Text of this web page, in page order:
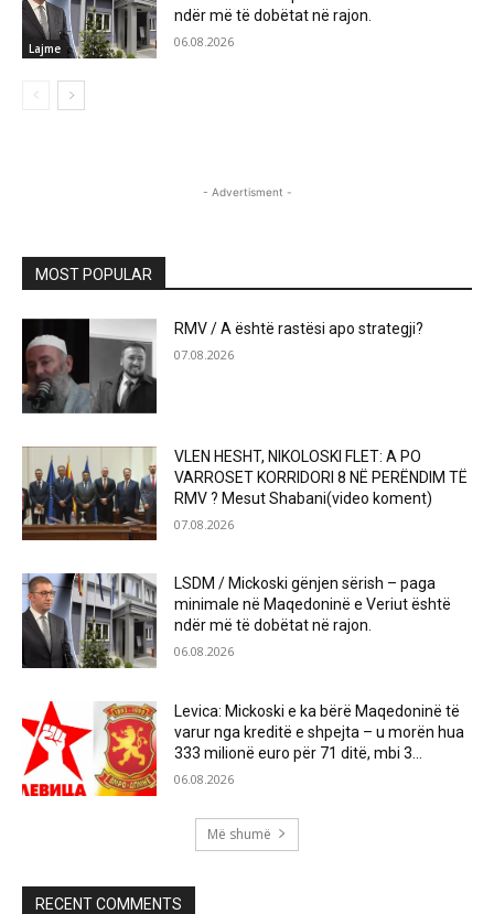
Lajme
ndër më të dobëtat në rajon.
06.08.2026
- Advertisment -
MOST POPULAR
RMV / A është rastësi apo strategji?
07.08.2026
VLEN HESHT, NIKOLOSKI FLET: A PO
VARROSET KORRIDORI 8 NË PERËNDIM TË
RMV ? Mesut Shabani(video koment)
07.08.2026
LSDM / Mickoski gënjen sërish – paga
minimale në Maqedoninë e Veriut është
ndër më të dobëtat në rajon.
06.08.2026
Levica: Mickoski e ka bërë Maqedoninë të
varur nga kreditë e shpejta – u morën hua
333 milionë euro për 71 ditë, mbi 3...
06.08.2026
Më shumë
RECENT COMMENTS